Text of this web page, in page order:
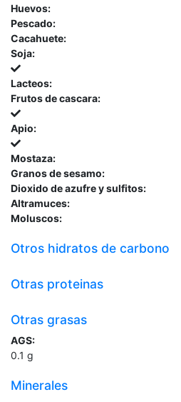
Huevos:
Pescado:
Cacahuete:
Soja:
Lacteos:
Frutos de cascara:
Apio:
Mostaza:
Granos de sesamo:
Dioxido de azufre y sulfitos:
Altramuces:
Moluscos:
Otros hidratos de carbono
Otras proteinas
Otras grasas
AGS:
0.1 g
Minerales